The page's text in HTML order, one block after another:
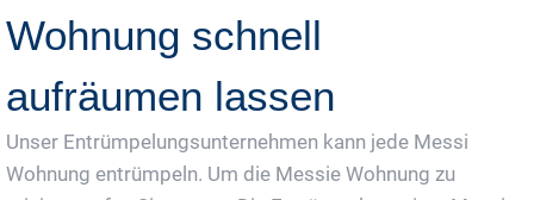
Wohnung schnell
aufräumen lassen
Unser Entrümpelungsunternehmen kann jede Messi
Wohnung entrümpeln. Um die Messie Wohnung zu